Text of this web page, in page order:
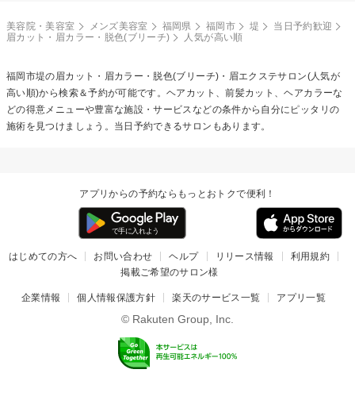
美容院・美容室 メンズ美容室 福岡県 福岡市 堤
当日予約歓迎
眉カット・眉カラー・脱色(ブリーチ)
人気が高い順
福岡市堤の 眉カット・眉カラー・脱色(ブリーチ)・眉エクステサロン(人気が
高い順)から検索＆予約が可能です。ヘアカット、前髪カット、ヘアカラーな
どの得意メニューや豊富な施設・サービスなどの条件から自分にピッタリの
施術を見つけましょう。当日予約できるサロンもあります。
アプリからの予約ならもっとおトクで便利！
はじめての方へ お問い合わせ ヘルプ リリース情報
利用規約
掲載ご希望のサロン様
企業情報 個人情報保護方針 楽天のサービス一覧 アプリ一覧
© Rakuten Group, Inc.